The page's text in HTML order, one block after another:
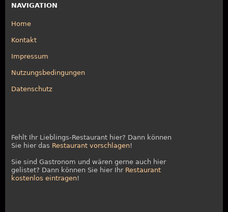
NAVIGATION
Home
Kontakt
Impressum
Nutzungsbedingungen
Datenschutz
Fehlt Ihr Lieblings-Restaurant hier? Dann können
Sie hier das Restaurant vorschlagen!
Sie sind Gastronom und wären gerne auch hier
gelistet? Dann können Sie hier Ihr Restaurant
kostenlos eintragen!